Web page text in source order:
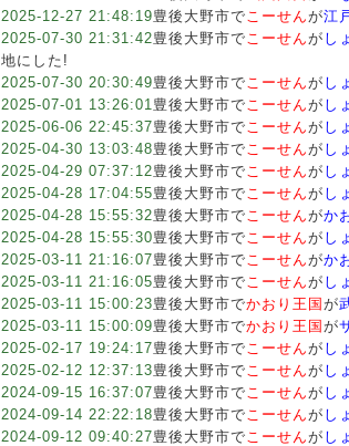
2025-12-27 21:48:19豊後大野市でこーせんが江
2025-07-30 21:31:42豊後大野市でこーせんが し
地にした!
2025-07-30 20:30:49豊後大野市でこーせんが し
2025-07-01 13:26:01豊後大野市でこーせんが し
2025-06-06 22:45:37豊後大野市でこーせんが し
2025-04-30 13:03:48豊後大野市でこーせんが し
2025-04-29 07:37:12豊後大野市でこーせんが し
2025-04-28 17:04:55豊後大野市でこーせんが し
2025-04-28 15:55:32豊後大野市でこーせんがか
2025-04-28 15:55:30豊後大野市でこーせんが し
2025-03-11 21:16:07豊後大野市でこーせんがか
2025-03-11 21:16:05豊後大野市でこーせんが し
2025-03-11 15:00:23豊後大野市でかおり王国 が
2025-03-11 15:00:09豊後大野市でかおり王国 が
2025-02-17 19:24:17豊後大野市でこーせんが し
2025-02-12 12:37:13豊後大野市でこーせんが し
2024-09-15 16:37:07豊後大野市でこーせんが し
2024-09-14 22:22:18豊後大野市でこーせんが し
2024-09-12 09:40:27豊後大野市でこーせんが し